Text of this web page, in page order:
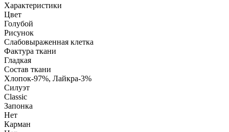
Характеристики
Цвет
Голубой
Рисунок
Слабовыраженная клетка
Фактура ткани
Гладкая
Состав ткани
Хлопок-97%, Лайкра-3%
Силуэт
Classic
Запонка
Нет
Карман